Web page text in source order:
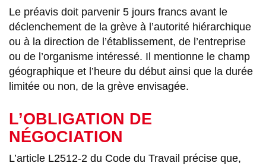
Le préavis doit parvenir 5 jours francs avant le
déclenchement de la grève à l’autorité hiérarchique
ou à la direction de l’établissement, de l’entreprise
ou de l’organisme intéressé. Il mentionne le champ
géographique et l’heure du début ainsi que la durée
limitée ou non, de la grève envisagée.
L’OBLIGATION DE
NÉGOCIATION
L’article L2512-2 du Code du Travail précise que,